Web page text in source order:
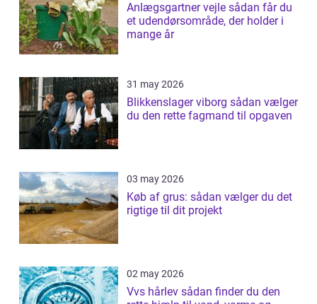
Anlægsgartner vejle sådan får du
et udendørsområde, der holder i
mange år
31 may 2026
Blikkenslager viborg sådan vælger
du den rette fagmand til opgaven
03 may 2026
Køb af grus: sådan vælger du det
rigtige til dit projekt
02 may 2026
Vvs hårlev sådan finder du den